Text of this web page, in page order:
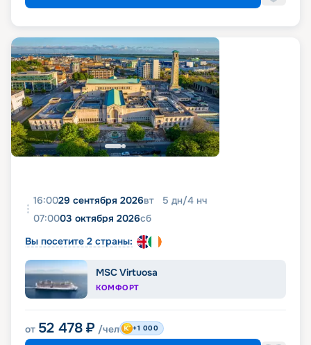
16:0029 сентября 2026вт 5 дн/4 нч
07:0003 октября 2026сб
Вы посетите 2 страны:
MSC Virtuosa
КОМФОРТ
от 52 478 ₽ /чел +1 000